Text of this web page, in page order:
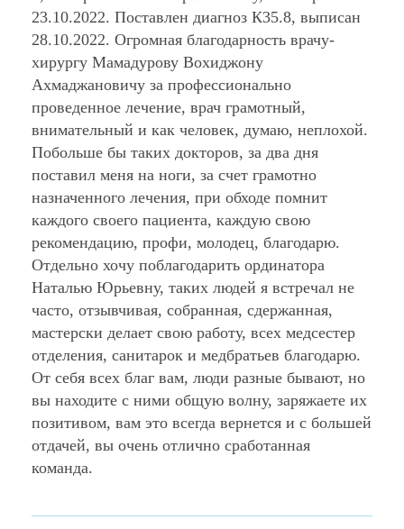
23.10.2022. Поставлен диагноз К35.8, выписан
28.10.2022. Огромная благодарность врачу-
хирургу Мамадурову Вохиджону
Ахмаджановичу за профессионально
проведенное лечение, врач грамотный,
внимательный и как человек, думаю, неплохой.
Побольше бы таких докторов, за два дня
поставил меня на ноги, за счет грамотно
назначенного лечения, при обходе помнит
каждого своего пациента, каждую свою
рекомендацию, профи, молодец, благодарю.
Отдельно хочу поблагодарить ординатора
Наталью Юрьевну, таких людей я встречал не
часто, отзывчивая, собранная, сдержанная,
мастерски делает свою работу, всех медсестер
отделения, санитарок и медбратьев благодарю.
От себя всех благ вам, люди разные бывают, но
вы находите с ними общую волну, заряжаете их
позитивом, вам это всегда вернется и с большей
отдачей, вы очень отлично сработанная
команда.